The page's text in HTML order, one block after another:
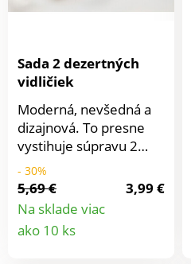
Sada 2 dezertných
vidličiek
Moderná, nevšedná a
dizajnová. To presne
vystihuje súpravu 2
dezertných vidličiek, s
ktorou bude Vaše
servírovanie dokonalé
a štýlové, rovnako ako
v cukrárni. Užite si to.
- 30%
5,69 €
3,99 €
Na sklade viac
ako 10 ks